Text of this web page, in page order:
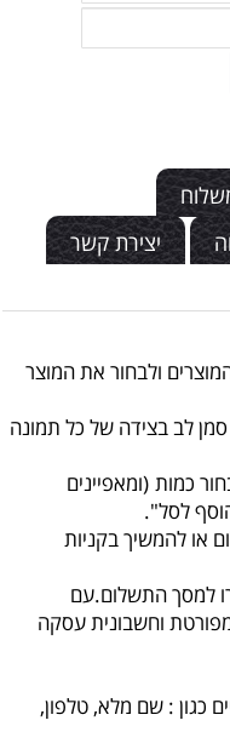
יצירת קשר
ולבחור את המוצר
לב בצידה של כל תמונה
כמות (ומאפיינים
לסל".
או להמשיך בקניות
למסך התשלום.עם
וחשבונית עסקה
כגון : שם מלא, טלפון,